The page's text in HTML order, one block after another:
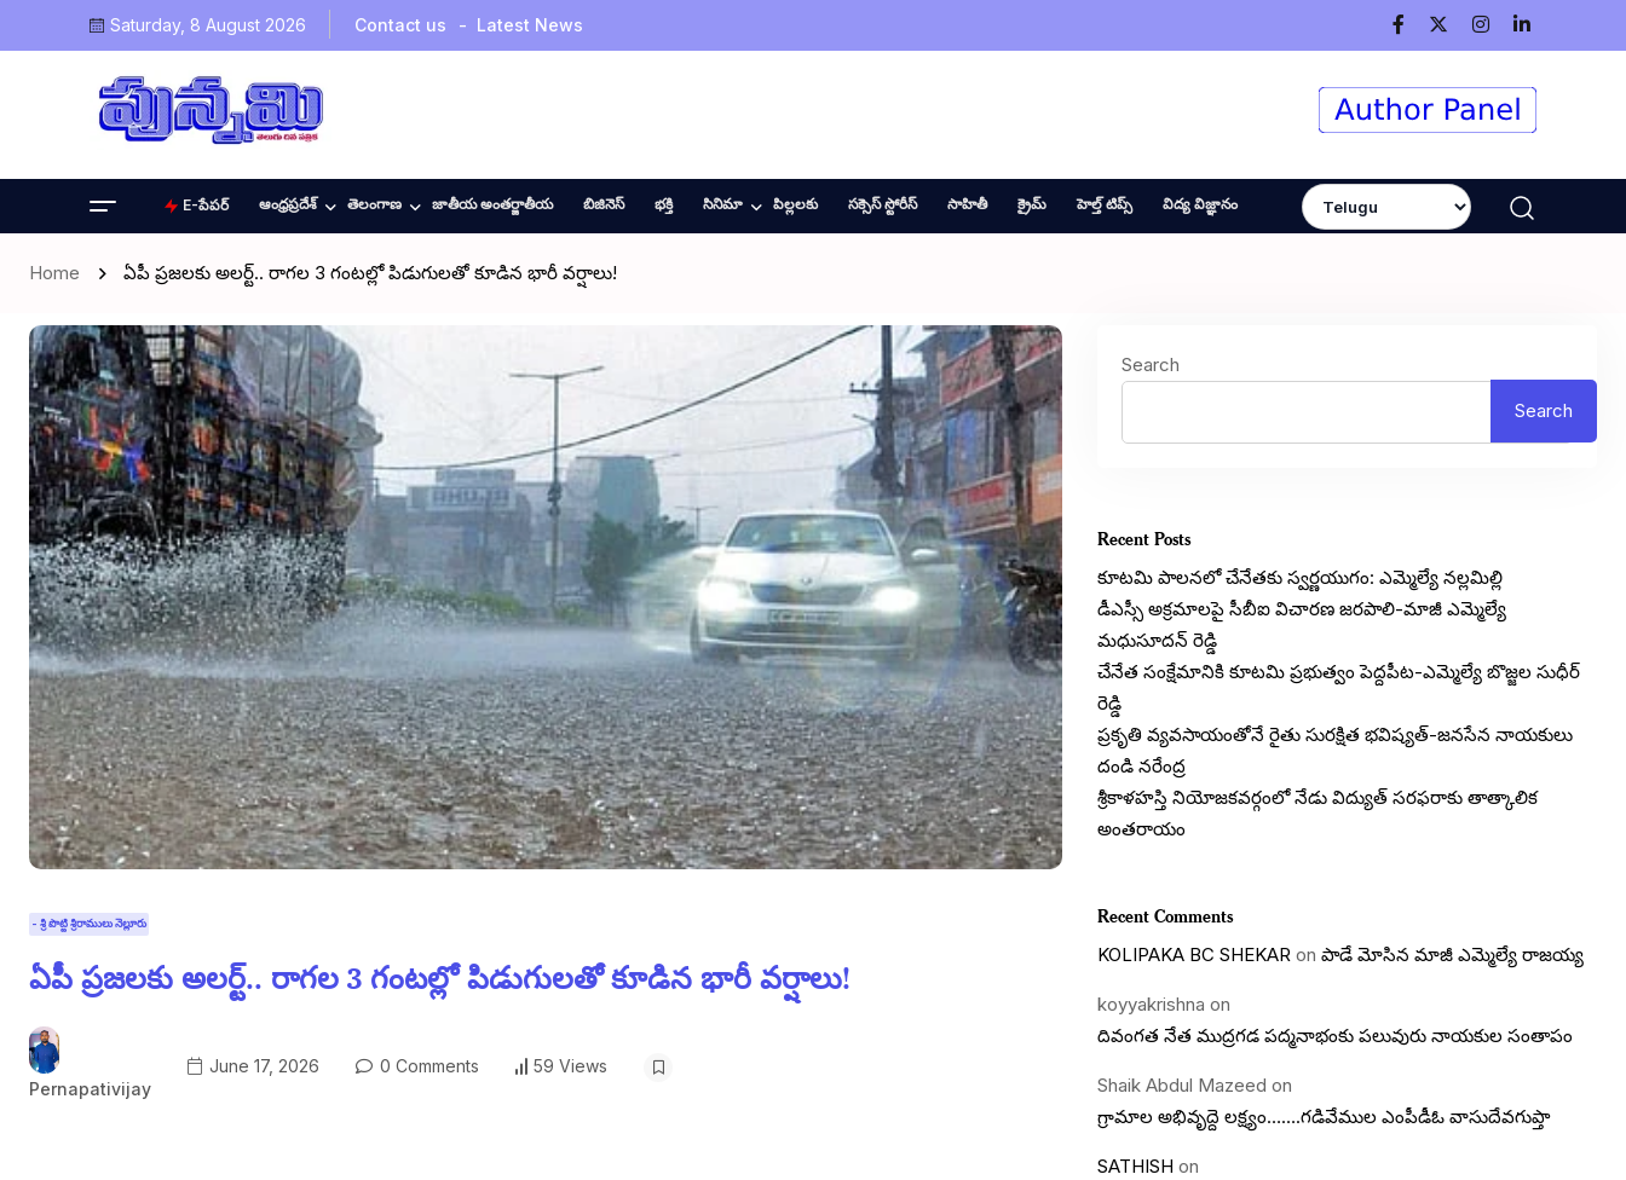
Saturday, 8 August 2026 Contact us Latest News
E-పేపర్ ఆంధ్రప్రదేశ్ తెలంగాణ జాతీయ అంతర్జాతీయ బిజినెస్ భక్తి సినిమా పిల్లలకు సక్సెస్ స్టోరీస్ సాహితీ క్రైమ్ హెల్త్ టిప్స్ విద్య విజ్ఞానం
Home ఏపీ ప్రజలకు అలర్ట్.. రాగల 3 గంటల్లో పిడుగులతో కూడిన భారీ వర్షాలు!
- శ్రీ పొట్టి శ్రీరాములు నెల్లూరు
ఏపీ ప్రజలకు అలర్ట్.. రాగల 3 గంటల్లో పిడుగులతో కూడిన భారీ వర్షాలు!
Pernapativijay
June 17, 2026 0 Comments 59 Views
Search
Search
Recent Posts
కూటమి పాలనలో చేనేతకు స్వర్ణయుగం: ఎమ్మెల్యే నల్లమిల్లి
డీఎస్సీ అక్రమాలపై సీబీఐ విచారణ జరపాలి-మాజీ ఎమ్మెల్యే
మధుసూదన్ రెడ్డి
చేనేత సంక్షేమానికి కూటమి ప్రభుత్వం పెద్దపీట-ఎమ్మెల్యే బొజ్జల సుధీర్
రెడ్డి
ప్రకృతి వ్యవసాయంతోనే రైతు సురక్షిత భవిష్యత్-జనసేన నాయకులు
దండి నరేంద్ర
శ్రీకాళహస్తి నియోజకవర్గంలో నేడు విద్యుత్ సరఫరాకు తాత్కాలిక
అంతరాయం
Recent Comments
KOLIPAKA BC SHEKAR onపాడే మోసిన మాజీ ఎమ్మెల్యే రాజయ్య
koyyakrishna on
దివంగత నేత ముద్రగడ పద్మనాభంకు పలువురు నాయకుల సంతాపం
Shaik Abdul Mazeed on
గ్రామాల అభివృద్దె లక్ష్యం…….గడివేముల ఎంపీడీఓ వాసుదేవగుప్తా
SATHISH on